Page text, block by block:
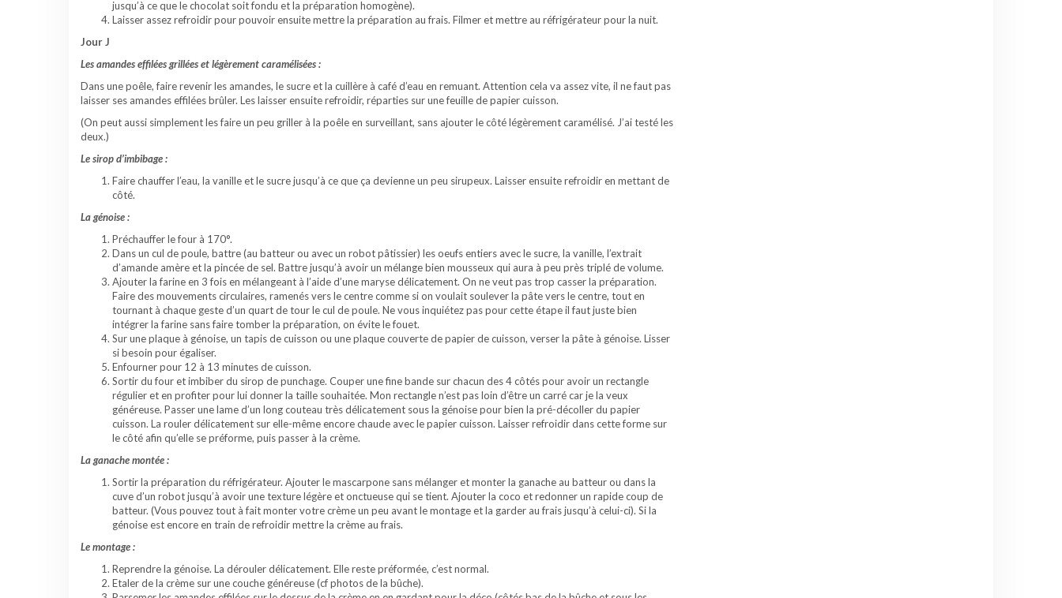
jusqu’à ce que le chocolat soit fondu et la préparation homogène).
Laisser assez refroidir pour pouvoir ensuite mettre la préparation au frais. Filmer et mettre au réfrigérateur pour la nuit.
Jour J
Les amandes effilées grillées et légèrement caramélisées :
Dans une poêle, faire revenir les amandes, le sucre et la cuillère à café d’eau en remuant. Attention cela va assez vite, il ne faut pas
laisser ses amandes effilées brûler. Les laisser ensuite refroidir, réparties sur une feuille de papier cuisson.
(On peut aussi simplement les faire un peu griller à la poêle en surveillant, sans ajouter le côté légèrement caramélisé. J’ai testé les
deux.)
Le sirop d’imbibage :
Faire chauffer l’eau, la vanille et le sucre jusqu’à ce que ça devienne un peu sirupeux. Laisser ensuite refroidir en mettant de
côté.
La génoise :
Préchauffer le four à 170°.
Dans un cul de poule, battre (au batteur ou avec un robot pâtissier) les oeufs entiers avec le sucre, la vanille, l’extrait
d’amande amère et la pincée de sel. Battre jusqu’à avoir un mélange bien mousseux qui aura à peu près triplé de volume.
Ajouter la farine en 3 fois en mélangeant à l’aide d’une maryse délicatement. On ne veut pas trop casser la préparation.
Faire des mouvements circulaires, ramenés vers le centre comme si on voulait soulever la pâte vers le centre, tout en
tournant à chaque geste d’un quart de tour le cul de poule. Ne vous inquiétez pas pour cette étape il faut juste bien
intégrer la farine sans faire tomber la préparation, on évite le fouet.
Sur une plaque à génoise, un tapis de cuisson ou une plaque couverte de papier de cuisson, verser la pâte à génoise. Lisser
si besoin pour égaliser.
Enfourner pour 12 à 13 minutes de cuisson.
Sortir du four et imbiber du sirop de punchage. Couper une fine bande sur chacun des 4 côtés pour avoir un rectangle
régulier et en profiter pour lui donner la taille souhaitée. Mon rectangle n’est pas loin d’être un carré car je la veux
généreuse. Passer une lame d’un long couteau très délicatement sous la génoise pour bien la pré-décoller du papier
cuisson. La rouler délicatement sur elle-même encore chaude avec le papier cuisson. Laisser refroidir dans cette forme sur
le côté afin qu’elle se préforme, puis passer à la crème.
La ganache montée :
Sortir la préparation du réfrigérateur. Ajouter le mascarpone sans mélanger et monter la ganache au batteur ou dans la
cuve d’un robot jusqu’à avoir une texture légère et onctueuse qui se tient. Ajouter la coco et redonner un rapide coup de
batteur. (Vous pouvez tout à fait monter votre crème un peu avant le montage et la garder au frais jusqu’à celui-ci). Si la
génoise est encore en train de refroidir mettre la crème au frais.
Le montage :
Reprendre la génoise. La dérouler délicatement. Elle reste préformée, c’est normal.
Etaler de la crème sur une couche généreuse (cf photos de la bûche).